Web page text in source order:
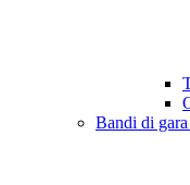
Bandi di